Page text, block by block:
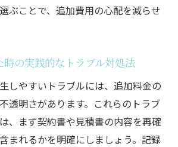
ぶことで、追加費用の心配を減らせ
の実践的なトラブル対処法
しやすいトラブルには、追加料金の
透明さがあります。これらのトラブ
、まず契約書や見積書の内容を再確
まれるかを明確にしましょう。記録